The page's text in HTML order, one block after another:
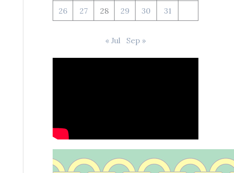
26 27 28 29 30 31
« Jul Sep »